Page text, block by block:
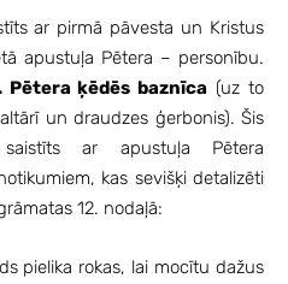
ar pirmā pāvesta un Kristus
apustuļa Pētera – personību.
Pētera ķēdēs baznīca (uz to
un draudzes ģerbonis). Šis
ar apustuļa Pētera
kas sevišķi detalizēti
12. nodaļā:
pielika rokas, lai mocītu dažus